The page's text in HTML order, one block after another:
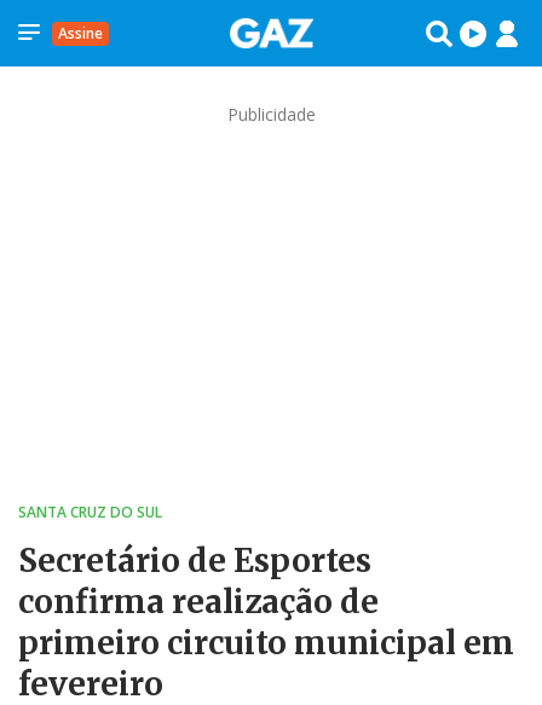
Assine
Publicidade
SANTA CRUZ DO SUL
Secretário de Esportes
confirma realização de
primeiro circuito municipal em
fevereiro